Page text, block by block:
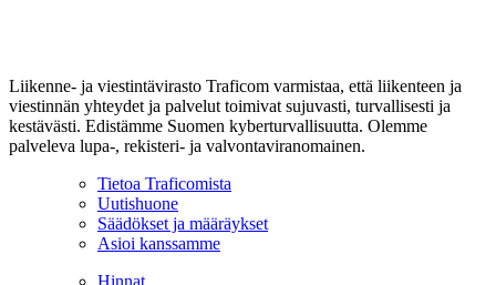
Liikenne- ja viestintävirasto Traficom varmistaa, että liikenteen ja
viestinnän yhteydet ja palvelut toimivat sujuvasti, turvallisesti ja
kestävästi. Edistämme Suomen kyberturvallisuutta. Olemme
palveleva lupa-, rekisteri- ja valvontaviranomainen.
Tietoa Traficomista
Uutishuone
Säädökset ja määräykset
Asioi kanssamme
Hinnat